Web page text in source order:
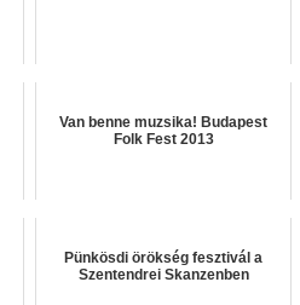
Van benne muzsika! Budapest
Folk Fest 2013
Pünkösdi örökség fesztivál a
Szentendrei Skanzenben